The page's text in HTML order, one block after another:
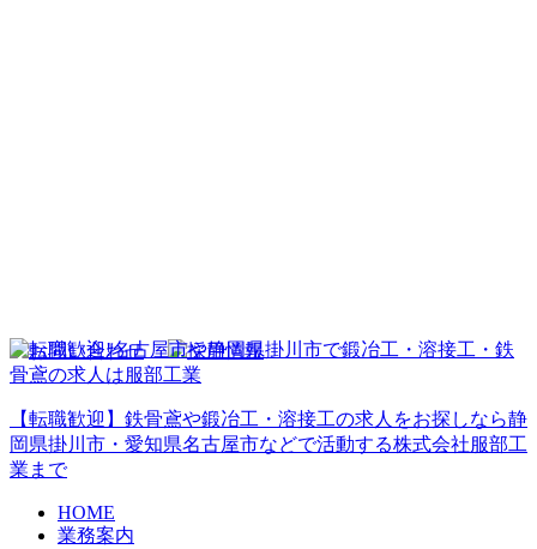
【転職歓迎】鉄骨鳶や鍛冶工・溶接工の求人をお探しなら静
岡県掛川市・愛知県名古屋市などで活動する株式会社服部工
業まで
HOME
業務案内